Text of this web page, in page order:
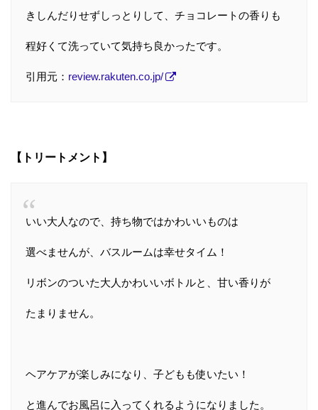
きしんだりせずしっとりして、チョコレートの香りも
程好くて洗っていて気持ち良かったです。
引用元： review.rakuten.co.jp/
【トリートメント】
いい大人なので、持ち物ではかわいいものは
選べませんが、バスルームは幸せタイム！
リボンのついた大人かわいいボトルと、甘い香りが
たまりません。
ヘアケアが楽しみになり、子どもも使いたい！
と進んでお風呂に入ってくれるようになりました。